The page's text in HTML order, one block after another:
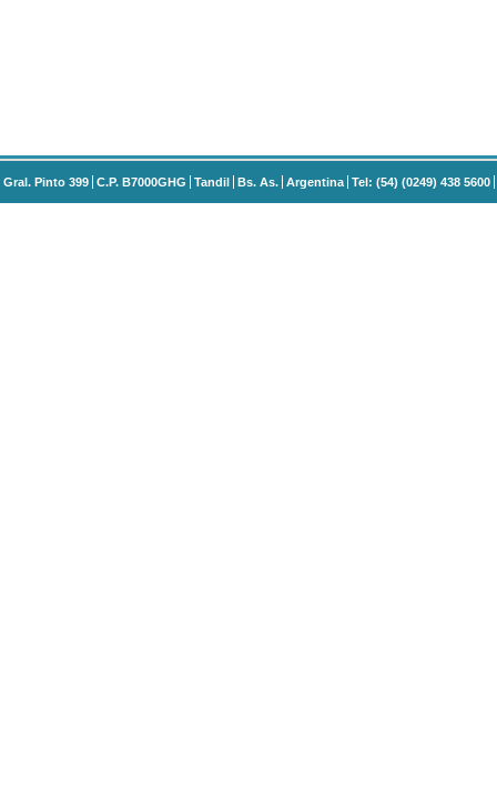
Gral. Pinto 399 C.P. B7000GHG Tandil Bs. As. Argentina Tel: (54) (0249) 438 5600